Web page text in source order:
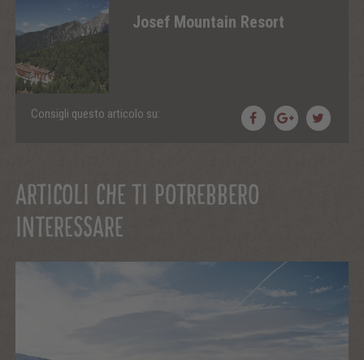
Josef Mountain Resort
Consigli questo articolo su:
ARTICOLI CHE TI POTREBBERO
INTERESSARE